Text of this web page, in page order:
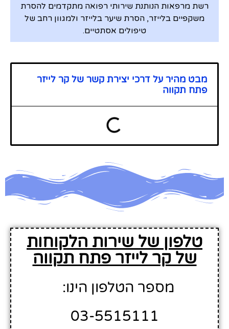
רשת מרפאות הנותנת שירותי רפואה מתקדמים להסרת
משקפיים בלייזר, הסרת שיער בלייזר ולמגוון רחב של
טיפולים אסתטיים.
מבט מהיר על דרכי יצירת קשר של קר לייזר
פתח תקווה
טלפון של שירות הלקוחות
של קר לייזר פתח תקווה
מספר הטלפון הינו:
03-5515111